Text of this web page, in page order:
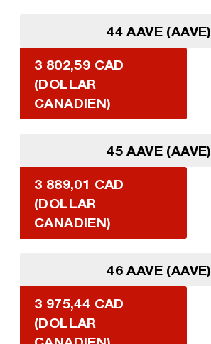
44 AAVE (AAVE)
3 802,59 CAD
(DOLLAR
CANADIEN)
45 AAVE (AAVE)
3 889,01 CAD
(DOLLAR
CANADIEN)
46 AAVE (AAVE)
3 975,44 CAD
(DOLLAR